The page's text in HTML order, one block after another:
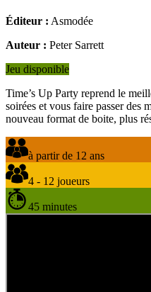
Éditeur : Asmodée
Auteur : Peter Sarrett
Jeu disponible
Time’s Up Party reprend le
soirées et vous faire passer des
nouveau format de boite, plus
à partir de 12 ans
4 - 12 joueurs
45 minutes